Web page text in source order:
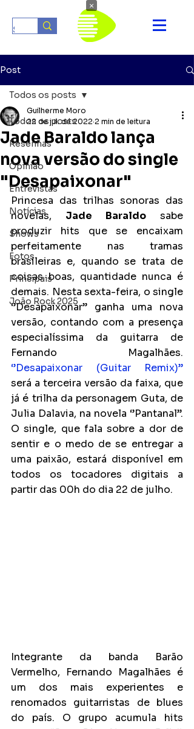
Post
Todos os posts
Resenhas
Opinião
Entrevistas
Notícias
Shows
Fotos
Principais
João Rock 2025
Todos os posts
Jade Baraldo lança
nova versão do single
"Desapaixonar"
Guilherme Moro
22 de jul. de 2022 2 min de leitura
Princesa das trilhas sonoras das
novelas, Jade Baraldo sabe
produzir hits que se encaixam
perfeitamente nas tramas
brasileiras e, quando se trata de
coisas boas, quantidade nunca é
demais. Nesta sexta-feira, o single
‘’Desapaixonar’’ ganha uma nova
versão, contando com a presença
especialíssima da guitarra de
‘’Desapaixonar (Guitar Remix)’’
será a terceira versão da faixa, que
já é trilha da personagem Guta, de
Julia Dalavia, na novela ‘’Pantanal’’.
O single, que fala sobre a dor de
sentir e o medo de se entregar a
uma paixão, estará disponível em
todos os tocadores digitais a
partir das 00h do dia 22 de julho.
Integrante da banda Barão
Vermelho, Fernando Magalhães é
um dos mais experientes e
renomados guitarristas de blues
do país. O grupo acumula hits
×